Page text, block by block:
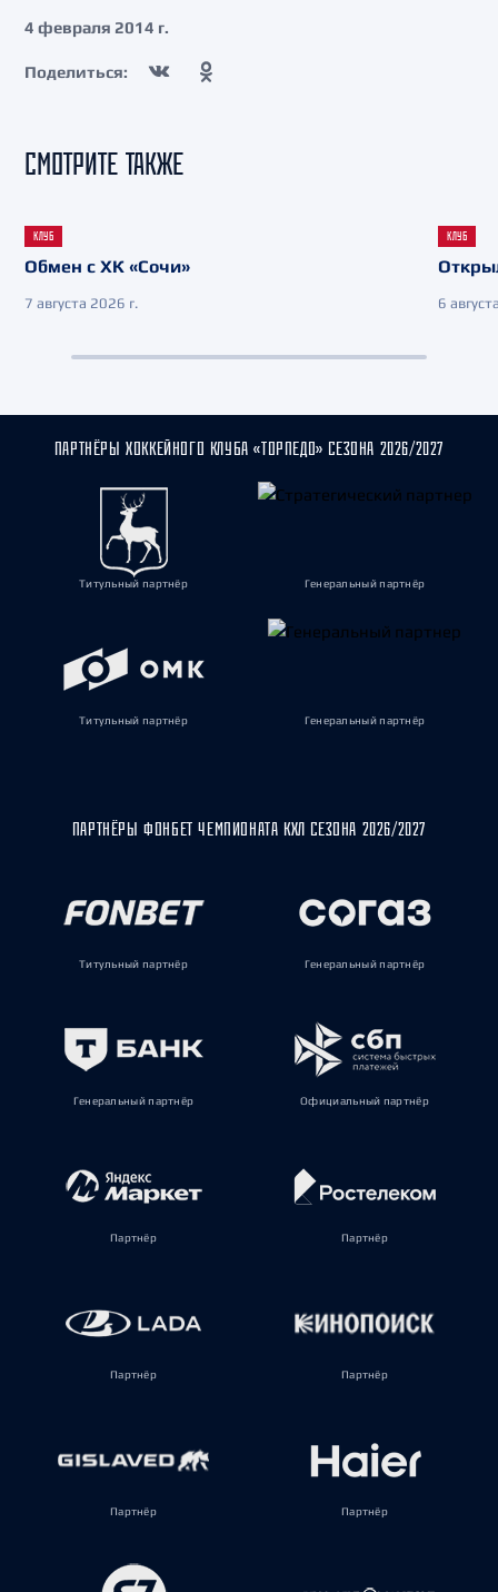
4 февраля 2014 г.
Поделиться:
СМОТРИТЕ ТАКЖЕ
КЛУБ
Обмен с ХК «Сочи»
7 августа 2026 г.
КЛУБ
6
ПАРТНЁРЫ ХОККЕЙНОГО КЛУБА «ТОРПЕДО» СЕЗОНА 2026/2027
Титульный партнёр Генеральный партнёр
Титульный партнёр Генеральный партнёр
ПАРТНЁРЫ ФОНБЕТ ЧЕМПИОНАТА КХЛ СЕЗОНА 2026/2027
Титульный партнёр Генеральный партнёр
Генеральный партнёр Официальный партнёр
Партнёр Партнёр
Партнёр Партнёр
Партнёр Партнёр